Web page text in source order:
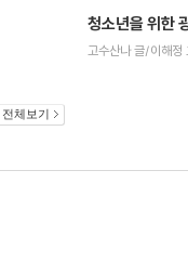
청소년을 위한
고수산나 글/이해정
전체보기